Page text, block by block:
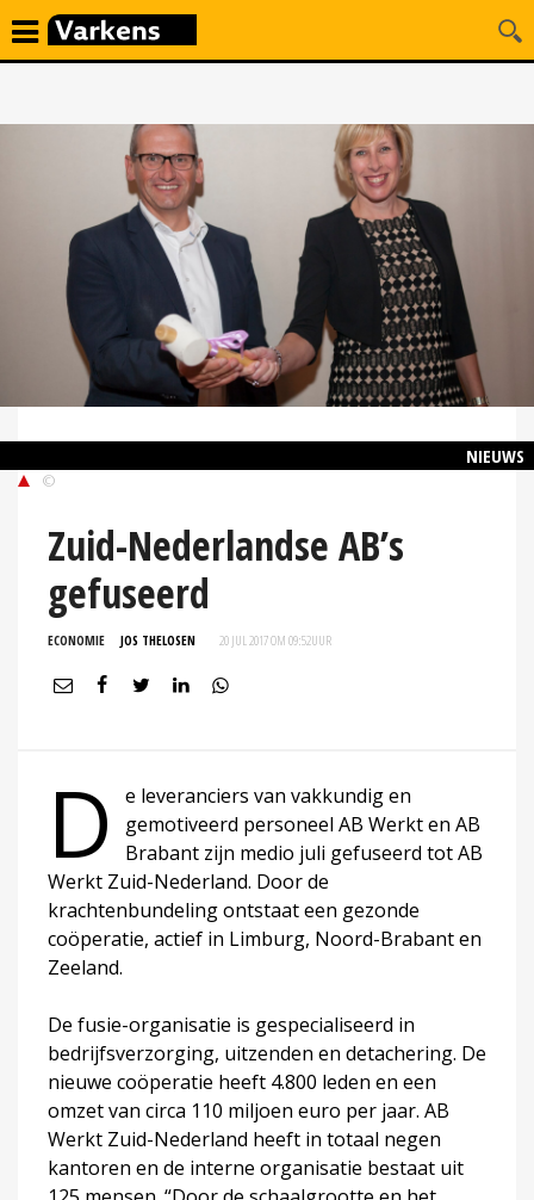
NIEUWS
©
Zuid-Nederlandse AB’s
gefuseerd
ECONOMIE JOS THELOSEN 20 JUL 2017 OM 09:52UUR
D
e leveranciers van vakkundig en
gemotiveerd personeel AB Werkt en AB
Brabant zijn medio juli gefuseerd tot AB
Werkt Zuid-Nederland. Door de
krachtenbundeling ontstaat een gezonde
coöperatie, actief in Limburg, Noord-Brabant en
Zeeland.
De fusie-organisatie is gespecialiseerd in
bedrijfsverzorging, uitzenden en detachering. De
nieuwe coöperatie heeft 4.800 leden en een
omzet van circa 110 miljoen euro per jaar. AB
Werkt Zuid-Nederland heeft in totaal negen
kantoren en de interne organisatie bestaat uit